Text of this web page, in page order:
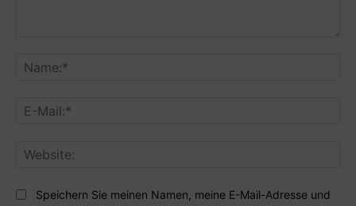
Speichern Sie meinen Namen, meine E-Mail-Adresse und